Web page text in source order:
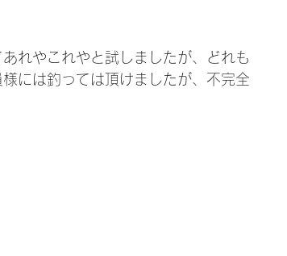
れやこれやと試しましたが、どれも
には釣っては頂けましたが、不完全